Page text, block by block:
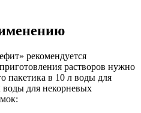
рекомендуется
растворов нужно
пакетика в 10 л воды для
для некорневых